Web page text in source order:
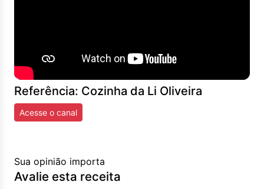
Referência: Cozinha da Li Oliveira
Acesse o canal
Sua opinião importa
Avalie esta receita